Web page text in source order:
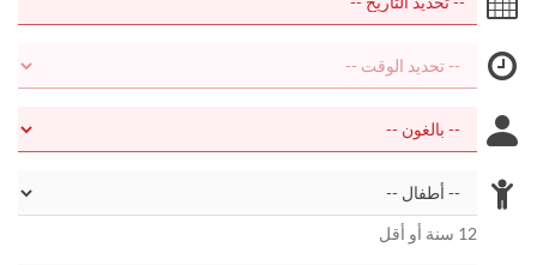
12 سنة أو أقل